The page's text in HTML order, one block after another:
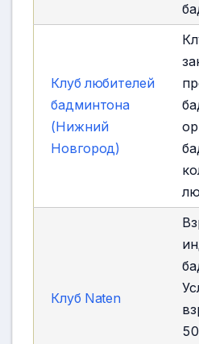
Клуб любителей
бадминтона
(Нижний
Новгород)
Клуб Naten